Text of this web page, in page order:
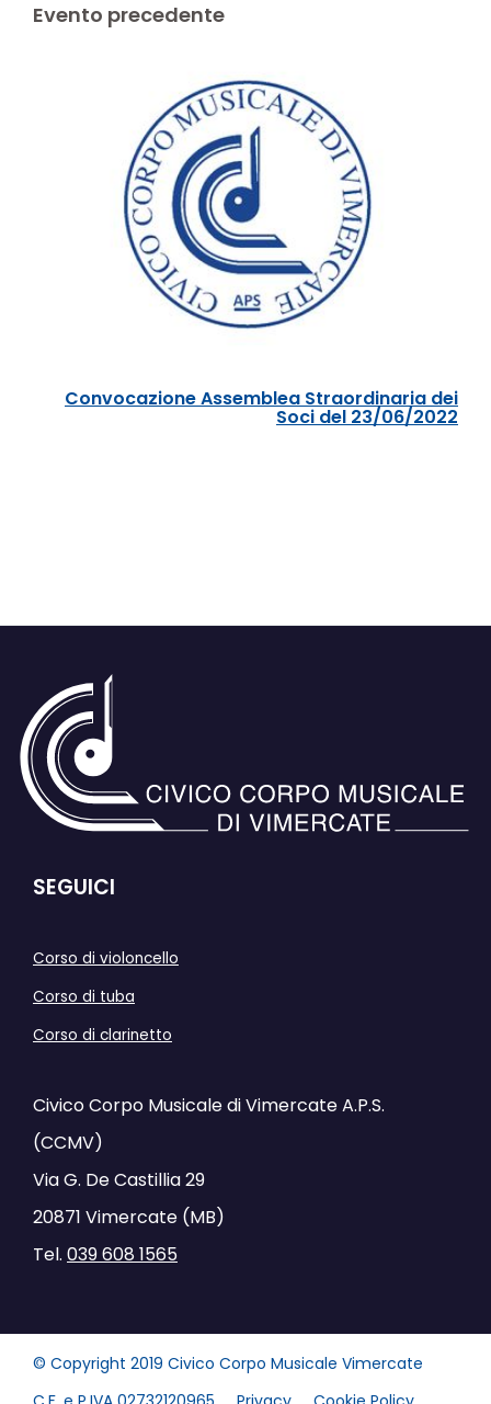
Evento precedente
Convocazione Assemblea Straordinaria dei
Soci del 23/06/2022
SEGUICI
Corso di violoncello
Corso di tuba
Corso di clarinetto
Civico Corpo Musicale di Vimercate A.P.S.
(CCMV)
Via G. De Castillia 29
20871 Vimercate (MB)
Tel. 039 608 1565
© Copyright 2019 Civico Corpo Musicale Vimercate